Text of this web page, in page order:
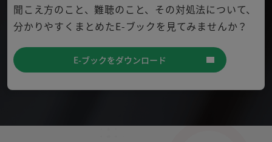
聞こえ方のこと、難聴のこと、その対処法について、
分かりやすくまとめたE-ブックを見てみませんか？
E-ブックをダウンロード